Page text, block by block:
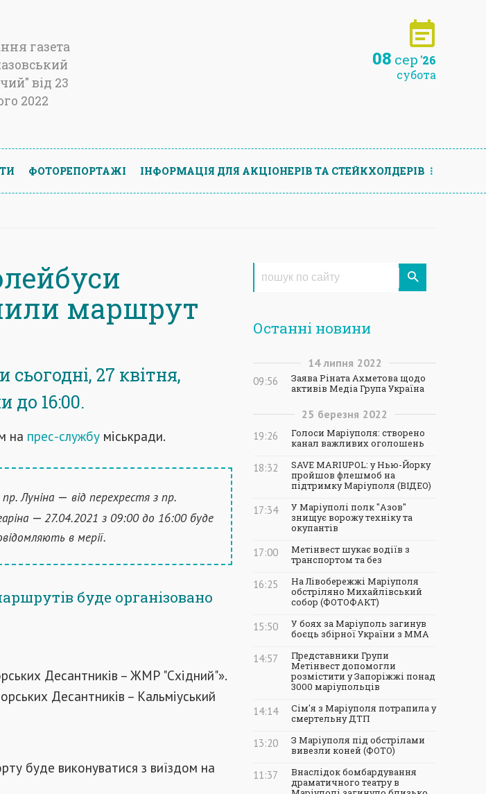
газета
від 23
2022
08 сер '26
субота
ФОТОРЕПОРТАЖІ ІНФОРМАЦIЯ ДЛЯ АКЦIОНЕРIВ ТА СТЕЙКХОЛДЕРIВ
маршрут
27 квітня,
до 16:00.
на прес-службу міськради.
Луніна — від перехрестя з пр.
— 27.04.2021 з 09:00 до 16:00 буде
в мерії.
буде організовано
Десантників – ЖМР "Східний"».
Десантників – Кальміуський
буде виконуватися з виїздом на
Останні новини
14 липня 2022
09:56
Заява Ріната Ахметова щодо
активів Медіа Група Україна
25 березня 2022
19:26
Голоси Маріуполя: створено
канал важливих оголошень
18:32
SAVE MARIUPOL: у Нью-Йорку
пройшов флешмоб на
підтримку Маріуполя (ВІДЕО)
17:34
У Маріуполі полк "Азов"
знищує ворожу техніку та
окупантів
17:00
Метінвест шукає водіїв з
транспортом та без
16:25
На Лівобережжі Маріуполя
обстріляно Михайлівський
собор (ФОТОФАКТ)
15:50
У боях за Маріуполь загинув
боєць збірної України з ММА
14:57
Представники Групи
Метінвест допомогли
розмістити у Запоріжжі понад
3000 маріупольців
14:14
Сім'я з Маріуполя потрапила у
смертельну ДТП
13:20
З Маріуполя під обстрілами
вивезли коней (ФОТО)
11:37
Внаслідок бомбардування
драматичного театру в